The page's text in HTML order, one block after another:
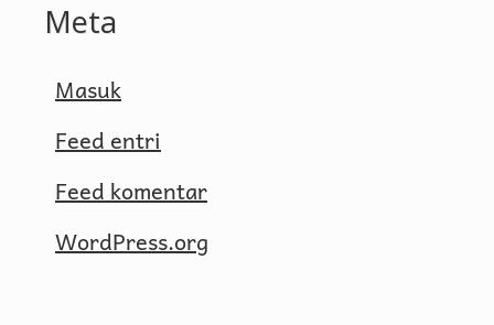
Meta
Masuk
Feed entri
Feed komentar
WordPress.org